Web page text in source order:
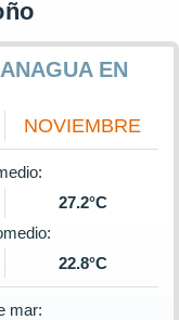
EN
NOVIEMBRE
27.2°C
22.8°C
mar: